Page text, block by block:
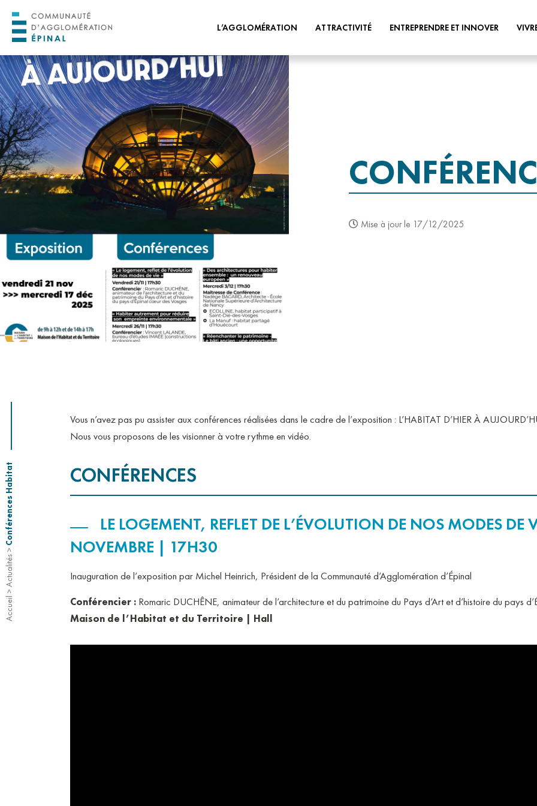
L’AGGLOMÉRATION
ORGANISATION POLITIQUE
ORGANISATION
ADMINISTRATIVE
PROJET DE TERRITOIRE
HORIZON 2030
TRANSITION ÉCOLOGIQUE ET
ÉNERGÉTIQUE
CONSEIL DE DÉVELOPPEMENT
CONSEIL DES JEUNES DE
NOS OFFRES D’EMPLOI &
STAGES
OÙ NOUS TROUVER ?
ATTRACTIVITÉ
ÉQUIPEMENTS SPORTIFS ET DE
PATRIMOINE ET ESPACES DE
ENTREPRENDRE ET INNOVER
ÉCONOMIES CIRCULAIRE,
SOCIALE ET SOLIDAIRE
DE VILLES
EAU &
Mise à jour le 17/12/2025
Accueil
>
Actualités
>
Conférences Habitat
Vous n’avez pas pu assister aux conférences réalisées dans le cadre de l’exposition : L’HABITAT D’HIER À
Nous vous proposons de les visionner à votre rythme en vidéo.
CONFÉRENCES
LE LOGEMENT, REFLET DE L’ÉVOLUTION DE NOS MODES
NOVEMBRE | 17H30
Inauguration de l’exposition par Michel Heinrich, Président de la Communauté d’Agglomération d’Épinal
Conférencier : Romaric DUCHÊNE, animateur de l’architecture et du patrimoine du Pays d’Art et d’histoire du pays
Maison de l’Habitat et du Territoire | Hall